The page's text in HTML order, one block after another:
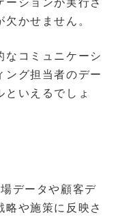
ションが実行さ
かせません。
なコミュニケーシ
ング担当者のデー
といえるでしょ
データや顧客デ
略や施策に反映さ